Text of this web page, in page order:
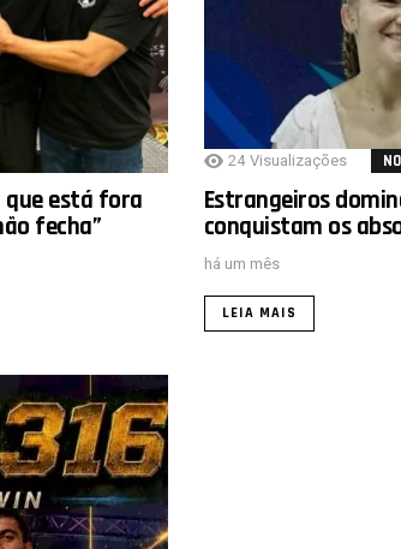
está fora
fecha”
24 Visualizações
Estrangeiros
conquistam os
há um mês
LEIA MAIS